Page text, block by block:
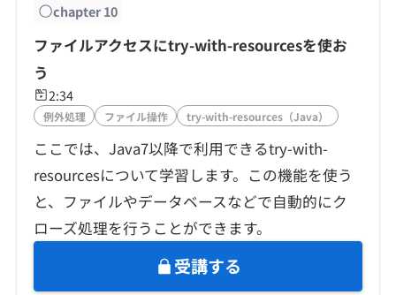
chapter10
ファイルアクセスにtry-with-resourcesを使お
う
2:34
例外処理 ファイル操作 try-with-resources（Java）
ここでは、Java7以降で利用できるtry-with-
resourcesについて学習します。この機能を使う
と、ファイルやデータベースなどで自動的にク
ローズ処理を行うことができます。
受講する